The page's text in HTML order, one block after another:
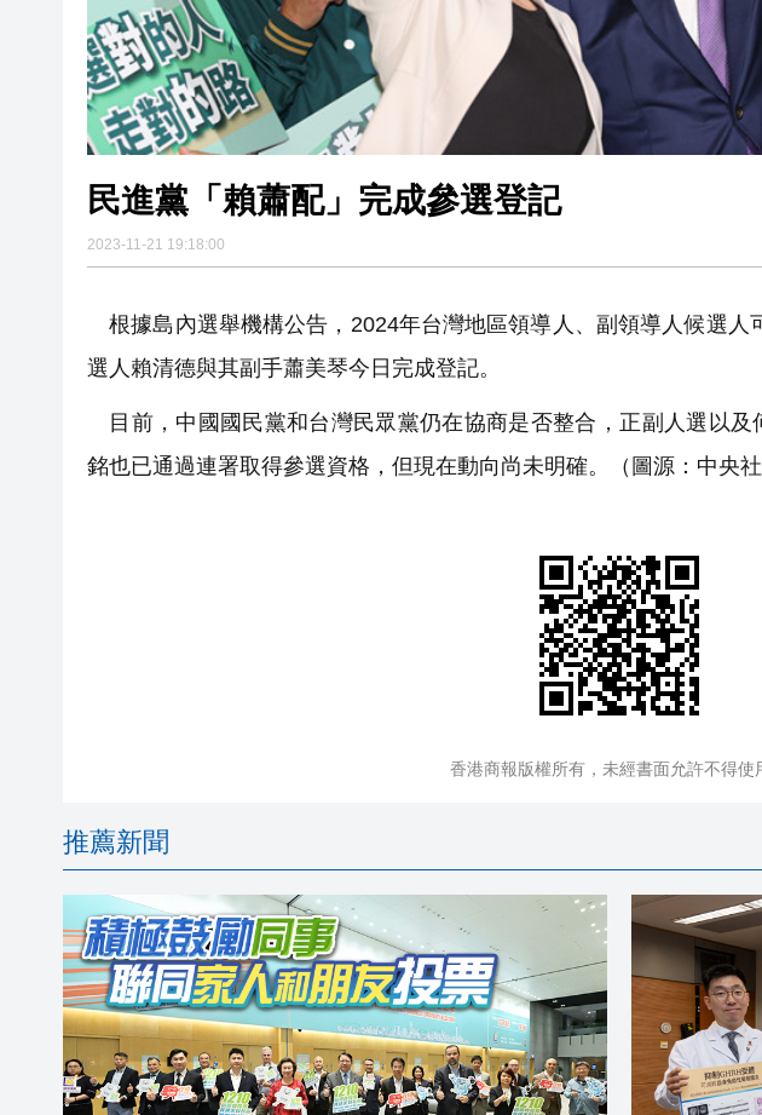
民進黨「賴蕭配」完成參選登記
2023-11-21 19:18:00
根據島內選舉機構公告，2024年台灣地區領導人、副領導人候選人
選人賴清德與其副手蕭美琴今日完成登記。
目前，中國國民黨和台灣民眾黨仍在協商是否整合，正副人選以及
銘也已通過連署取得參選資格，但現在動向尚未明確。（圖源：中央社
香港商報版權所有，未經書面允許不得使
推薦新聞